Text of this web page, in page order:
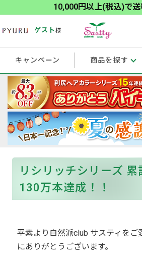
10,000円以上(税込)で送
ゲスト様
キャンペーン 商品を探す
リシリッチシリーズ 累
130万本達成！！
平素より自然派club サスティをご
にありがとうございます。